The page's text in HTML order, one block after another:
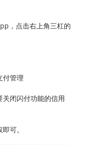
，点击右上角三杠的
付管理
闭闪付功能的信用
可。